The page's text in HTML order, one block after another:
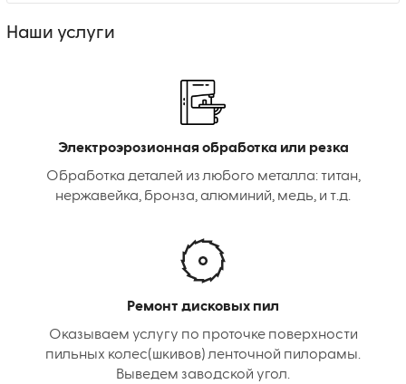
Наши услуги
Электроэрозионная обработка или резка
Обработка деталей из любого металла: титан,
нержавейка, бронза, алюминий, медь, и т.д.
Ремонт дисковых пил
Оказываем услугу по проточке поверхности
пильных колес(шкивов) ленточной пилорамы.
Выведем заводской угол.